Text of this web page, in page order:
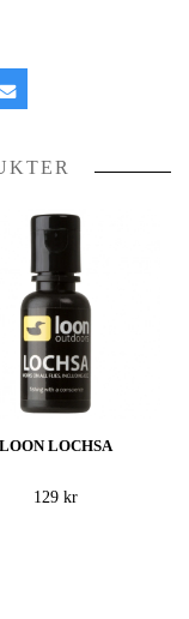
LOON LOCHSA
129 kr